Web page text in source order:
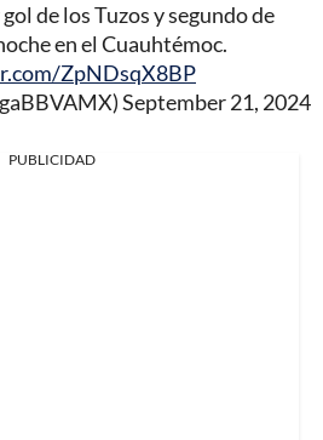
de los Tuzos y segundo de
en el Cuauhtémoc.
ZpNDsqX8BP
September 21, 2024
PUBLICIDAD